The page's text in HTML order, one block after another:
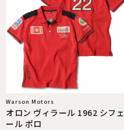
Warson Motors
オロン ヴィラール 1962 シフェ
ール ポロ